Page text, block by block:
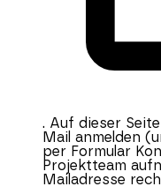
. Auf dieser
Mail anmelden
per Formular
Projektteam
Mailadresse